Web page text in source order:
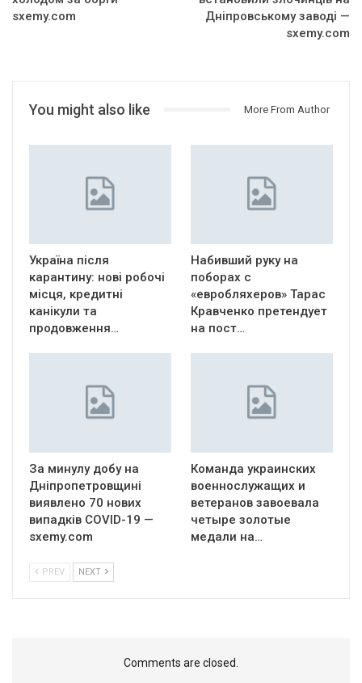
sxemy.com
Дніпровському заводі —
sxemy.com
You might also like More From Author
Україна після
карантину: нові робочі
місця, кредитні
канікули та
продовження…
Набивший руку на
поборах с
«евробляхеров» Тарас
Кравченко претендует
на пост…
За минулу добу на
Дніпропетровщині
виявлено 70 нових
випадків COVID-19 —
sxemy.com
Команда украинских
военнослужащих и
ветеранов завоевала
четыре золотые
медали на…
PREV NEXT
Comments are closed.